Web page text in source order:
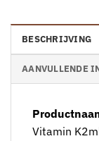
BESCHRIJVING
AANVULLENDE
Vitamin